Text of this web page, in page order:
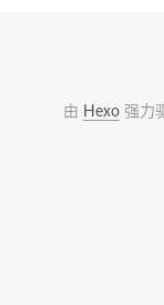
由 Hexo 强力